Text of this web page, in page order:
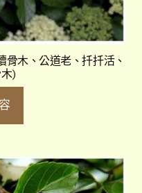
木、公道老、扦扦活、
)